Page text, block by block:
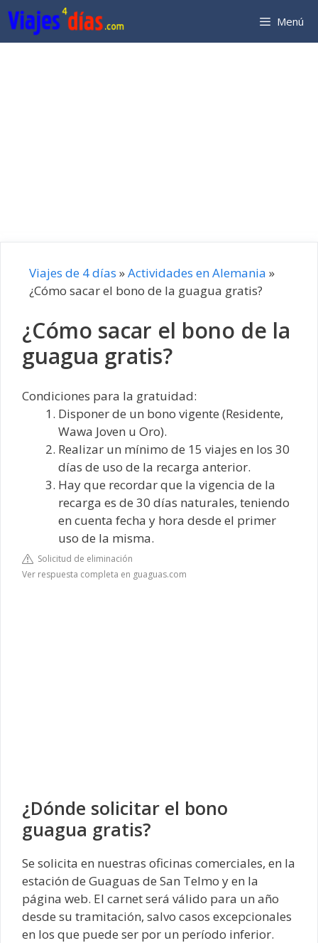
Saltar
al
contenido
Menú
Viajes de 4 días »Actividades en Alemania »
¿Cómo sacar el bono de la guagua gratis?
¿Cómo sacar el bono de la
guagua gratis?
Condiciones para la gratuidad:
Disponer de un bono vigente (Residente,
Wawa Joven u Oro).
Realizar un mínimo de 15 viajes en los 30
días de uso de la recarga anterior.
Hay que recordar que la vigencia de la
recarga es de 30 días naturales, teniendo
en cuenta fecha y hora desde el primer
uso de la misma.
Solicitud de eliminación
Ver respuesta completa en guaguas.com
¿Dónde solicitar el bono
guagua gratis?
Se solicita en nuestras oficinas comerciales, en la
estación de Guaguas de San Telmo y en la
página web. El carnet será válido para un año
desde su tramitación, salvo casos excepcionales
en los que puede ser por un período inferior.